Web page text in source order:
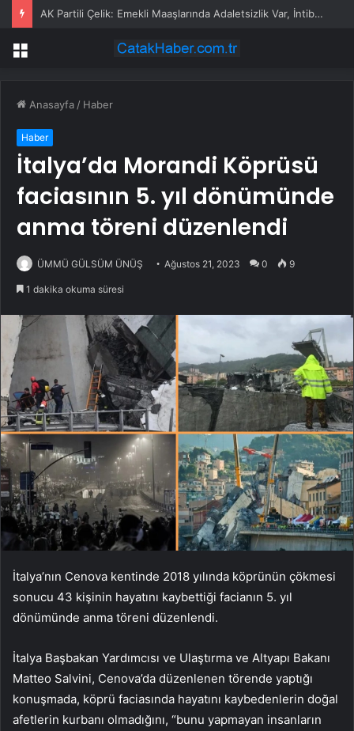
AK Partili Çelik: Emekli Maaşlarında Adaletsizlik Var, İntibak Zorunlu
Menü
Anasayfa / Haber
Haber
İtalya’da Morandi Köprüsü
faciasının 5. yıl dönümünde
anma töreni düzenlendi
ÜMMÜ GÜLSÜM ÜNÜŞ Ağustos 21, 2023 0 9
1 dakika okuma süresi
İtalya’nın Cenova kentinde 2018 yılında köprünün çökmesi
sonucu 43 kişinin hayatını kaybettiği facianın 5. yıl
dönümünde anma töreni düzenlendi.
İtalya Başbakan Yardımcısı ve Ulaştırma ve Altyapı Bakanı
Matteo Salvini, Cenova’da düzenlenen törende yaptığı
konuşmada, köprü faciasında hayatını kaybedenlerin doğal
afetlerin kurbanı olmadığını, “bunu yapmayan insanların